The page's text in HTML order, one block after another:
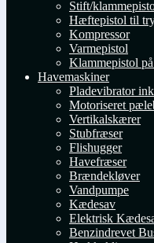
Stift/
Hæftepistol til
Kompressor
Varmepistol
Klammepistol
Havemaskiner
Pladevibrator
Motoriseret
Vertikalskærer
Stubfræser
Flishugger
Havefræser
Brændekløver
Vandpumpe
Kædesav
Elektrisk
Benzindrevet